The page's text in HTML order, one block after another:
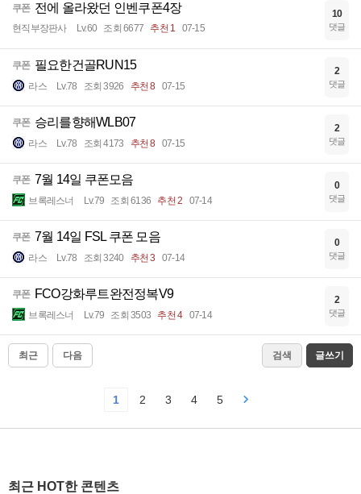
쿠폰 전에 올라왔던 인벤쿠폰4장
현직부장판사 Lv.60 조회 6677 추천 1 07-15
10
댓글
쿠폰 필요한건골RUN15
라스 Lv.78 조회 3926 추천 8 07-15
2
댓글
쿠폰 승리를향해WLB07
라스 Lv.78 조회 4173 추천 8 07-15
2
댓글
쿠폰 7월 14일 쿠폰모음
브록레스너 Lv.79 조회 6136 추천 2 07-14
0
댓글
쿠폰 7월 14일 FSL 쿠폰 모음
라스 Lv.78 조회 3240 추천 3 07-14
0
댓글
쿠폰 FCO강화루트완전정복V9
브록레스너 Lv.79 조회 3503 추천 4 07-14
2
댓글
최근 다음 검색 글쓰기
1 2 3 4 5
최근 HOT한 콘텐츠